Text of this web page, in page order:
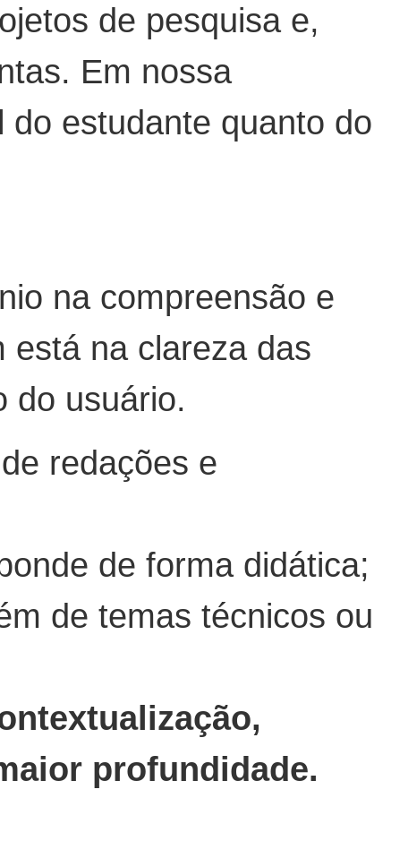
de pesquisa e,
Em nossa
estudante quanto do
na compreensão e
está na clareza das
do usuário.
redações e
de forma didática;
de temas técnicos ou
profundidade.